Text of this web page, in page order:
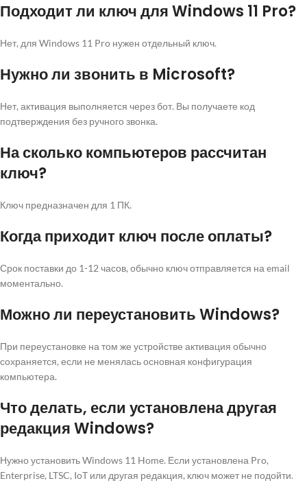
Подходит ли ключ для Windows 11 Pro?
Нет, для Windows 11 Pro нужен отдельный ключ.
Нужно ли звонить в Microsoft?
Нет, активация выполняется через бот. Вы получаете код
подтверждения без ручного звонка.
На сколько компьютеров рассчитан
ключ?
Ключ предназначен для 1 ПК.
Когда приходит ключ после оплаты?
Срок поставки до 1-12 часов, обычно ключ отправляется на email
моментально.
Можно ли переустановить Windows?
При переустановке на том же устройстве активация обычно
сохраняется, если не менялась основная конфигурация
компьютера.
Что делать, если установлена другая
редакция Windows?
Нужно установить Windows 11 Home. Если установлена Pro,
Enterprise, LTSC, IoT или другая редакция, ключ может не подойти.